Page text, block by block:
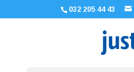
032 205 44 43